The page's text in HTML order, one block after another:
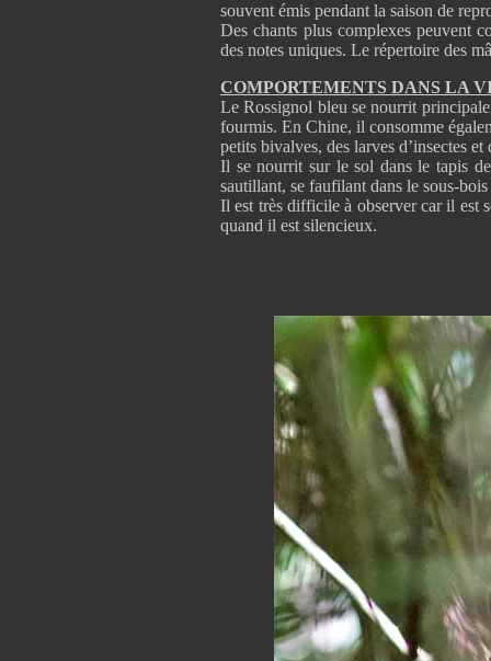
souvent émis pendant la saison de
Des chants plus complexes peuvent
des notes uniques. Le répertoire des
COMPORTEMENTS DANS LA
Le Rossignol bleu se nourrit
fourmis. En Chine, il consomme
petits bivalves, des larves d’insectes
Il se nourrit sur le sol dans le tapis
sautillant, se faufilant dans le sous-
Il est très difficile à observer car il est
quand il est silencieux.